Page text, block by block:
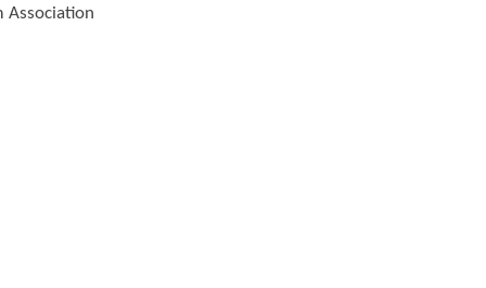
Association